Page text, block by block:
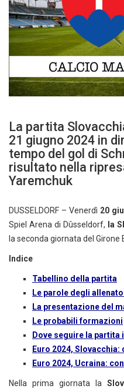
La partita
21 giugno 2024 in
tempo del gol di
risultato nella
Yaremchuk
DUSSELDORF – Venerdì 20
Spiel Arena di Dûsseldorf, la
la seconda giornata del Girone
Indice
Tabellino della partita
Le parole degli
La presentazione del
Le probabili formazioni
Dove seguire la partita
Euro 2024,
Euro 2024, Ucraina:
Nella prima giornata la